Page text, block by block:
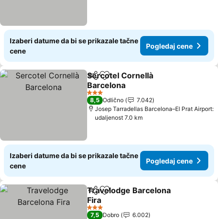
Izaberi datume da bi se prikazale tačne
cene
Pogledaj cene
Deli Dodati u favorite
Sercotel Cornellà
Barcelona
Pogledaj cene
3 Zvezdice
8,5 Odlično
7.042
Josep Tarradellas Barcelona–El Prat Airport:
udaljenost 7.0 km
Izaberi datume da bi se prikazale tačne
cene
Pogledaj cene
Deli Dodati u favorite
Travelodge Barcelona
Fira
Pogledaj cene
3 Zvezdice
7,5 Dobro
6.002